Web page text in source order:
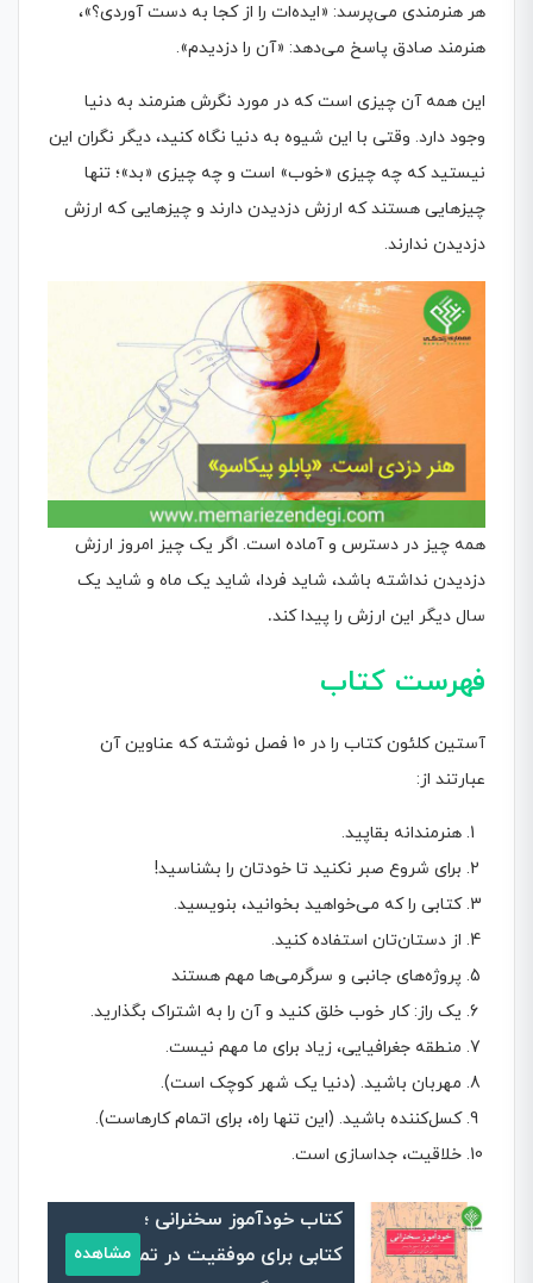
هر هنرمندی می‌پرسد: «ایده‌ات را از کجا به دست آوردی؟»،
هنرمند صادق پاسخ می‌دهد: «آن را دزدیدم».
این همه آن چیزی است که در مورد نگرش هنرمند به دنیا
وجود دارد. وقتی با این شیوه به دنیا نگاه کنید، دیگر نگران این
نیستید که چه چیزی «خوب» است و چه چیزی «بد»؛ تنها
چیزهایی هستند که ارزش دزدیدن دارند و چیزهایی که ارزش
دزدیدن ندارند.
همه چیز در دسترس و آماده است. اگر یک چیز امروز ارزش
دزدیدن نداشته باشد، شاید فردا، شاید یک ماه و شاید یک
سال دیگر این ارزش را پیدا کند.
فهرست کتاب
آستین کلئون کتاب را در 10 فصل نوشته که عناوین آن
عبارتند از:
هنرمندانه بقاپید.
برای شروع صبر نکنید تا خودتان را بشناسید!
کتابی را که می‌خواهید بخوانید، بنویسید.
از دستان‌تان استفاده کنید.
پروژه‌های جانبی و سرگرمی‌ها مهم هستند
یک راز: کار خوب خلق کنید و آن را به اشتراک بگذارید.
منطقه جغرافیایی، زیاد برای ما مهم نیست.
مهربان باشید. (دنیا یک شهر کوچک است).
کسل‌کننده باشید. (این تنها راه، برای اتمام کارهاست).
خلاقیت، جداسازی است.
کتاب خودآموز سخنرانی ؛
کتابی برای موفقیت در تماممشاهده